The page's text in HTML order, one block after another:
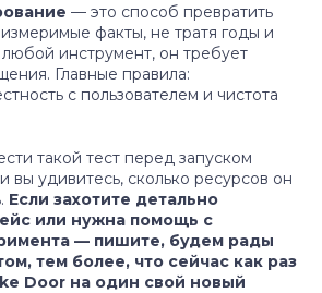
— это способ превратить
факты, не тратя годы и
инструмент, он требует
Главные правила:
с пользователем и чистота
такой тест перед запуском
удивитесь, сколько ресурсов он
Если захотите детально
или нужна помощь с
— пишите, будем рады
тем более, что сейчас как раз
Door на один свой новый